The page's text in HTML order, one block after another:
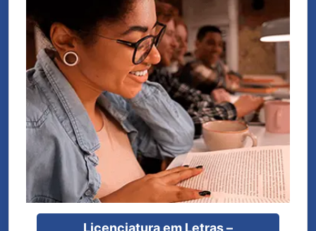
Licenciatura em Letras –